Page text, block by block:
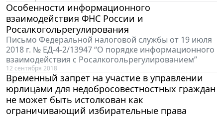
Особенности информационного
взаимодействия ФНС России и
Росалкогольрегулирования
Письмо Федеральной налоговой службы от 19 июля
2018 г. № ЕД-4-2/13947 “О порядке информационного
взаимодействия с Росалкогольрегулированием”
12 сентября 2018
Временный запрет на участие в управлении
юрлицами для недобросовестностных граждан
не может быть истолкован как
ограничивающий избирательные права